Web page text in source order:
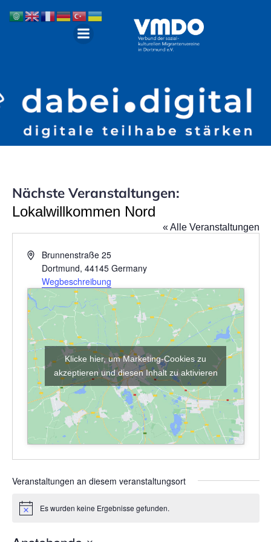
Nächste Veranstaltungen:
Lokalwillkommen Nord
« Alle Veranstaltungen
A
e
s
s
e
Brunnenstraße 25
Dortmund, 44145 Germany
Wegbeschreibung
Klicke hier, um Marketing-Cookies zu
akzeptieren und diesen Inhalt zu aktivieren
Veranstaltungen an diesem veranstaltungsort
H
Es wurden keine Ergebnisse gefunden.